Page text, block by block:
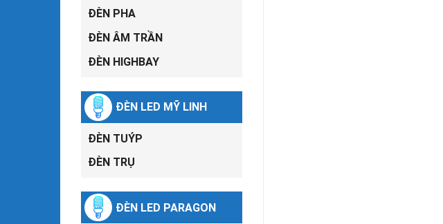
ĐÈN PHA
ĐÈN ÂM TRẦN
ĐÈN HIGHBAY
ĐÈN LED MỸ LINH
ĐÈN TUÝP
ĐÈN TRỤ
ĐÈN LED PARAGON